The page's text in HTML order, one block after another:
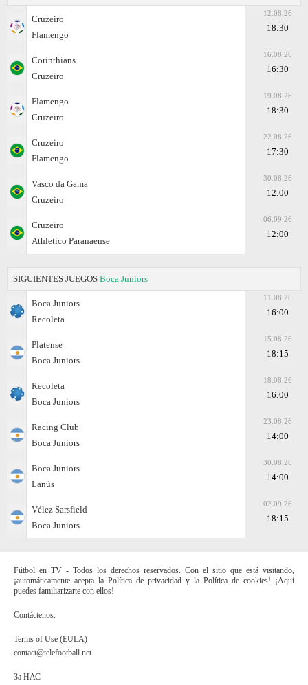
Cruzeiro
Flamengo
12.08.26
18:30
Corinthians
Cruzeiro
16.08.26
16:30
Flamengo
Cruzeiro
19.08.26
18:30
Cruzeiro
Flamengo
22.08.26
17:30
Vasco da Gama
Cruzeiro
30.08.26
12:00
Cruzeiro
Athletico Paranaense
06.09.26
12:00
SIGUIENTES JUEGOS Boca Juniors
Boca Juniors
Recoleta
11.08.26
16:00
Platense
Boca Juniors
15.08.26
18:15
Recoleta
Boca Juniors
18.08.26
16:00
Racing Club
Boca Juniors
23.08.26
14:00
Boca Juniors
Lanús
30.08.26
14:00
Vélez Sarsfield
Boca Juniors
02.09.26
18:15
Fútbol en TV - Todos los derechos reservados. Con el sitio que está visitando,
¡automáticamente acepta la Política de privacidad y la Política de cookies! ¡Aquí
puedes familiarizarte con ellos!
Contáctenos:
Terms of Use (EULA)
contact@telefootball.net
За НАС